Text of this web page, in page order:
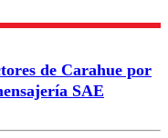
de Carahue por
SAE